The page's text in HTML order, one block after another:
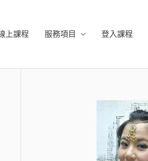
上課程 服務項目 登入課程